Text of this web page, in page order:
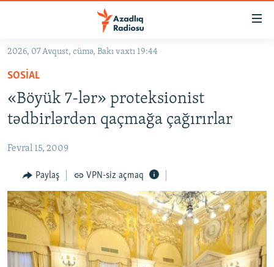
Əsas
qayıt
Əsas
naviqasiyaya
qayıt
Axtarışa
GÜNDƏM
KORRUPSIOMETR
FƏRQƏ BAX
QANUNI DOĞRU
ARAŞDIRMA
MULTIMEDIA
VIDEO
FOTOQALEREYA
RADIO ARXIV
OXU ZALI
HAQQIMIZDA
2026, 07 Avqust, cümə, Bakı vaxtı 19:44
SOSIAL
«Böyük 7-lər» proteksionist
tədbirlərdən qaçmağa çağırırlar
Fevral 15, 2009
Paylaş VPN-siz açmaq